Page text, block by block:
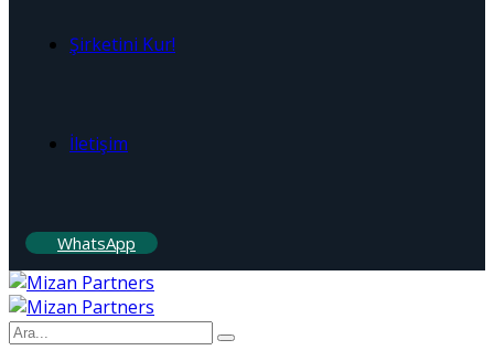
Şirketini Kur!
İletişim
WhatsApp